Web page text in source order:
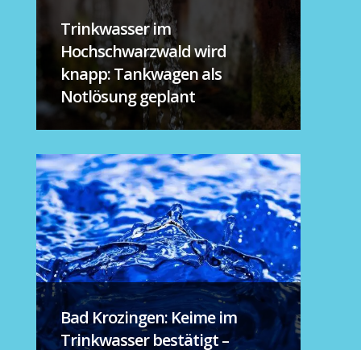
Trinkwasser im
Hochschwarzwald wird
knapp: Tankwagen als
Notlösung geplant
Bad Krozingen: Keime im
Trinkwasser bestätigt –